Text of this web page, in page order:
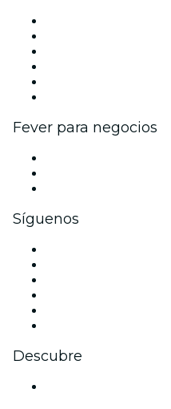
Fever para negocios
Síguenos
Descubre